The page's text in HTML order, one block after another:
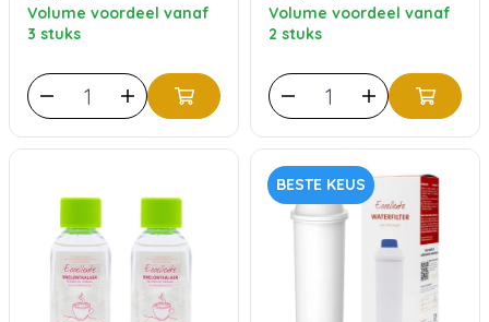
Volume voordeel vanaf
3 stuks
Volume voordeel vanaf
2 stuks
BESTE KEUS